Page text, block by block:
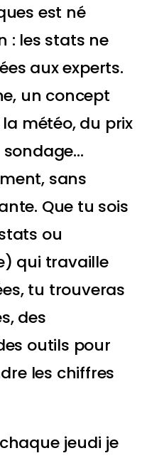
est né
: les stats ne
aux experts.
un concept
météo, du prix
sondage…
sans
Que tu sois
ou
qui travaille
tu trouveras
des
outils pour
les chiffres
jeudi je